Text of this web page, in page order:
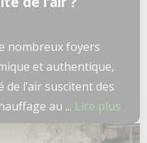
nombreux foyers
et authentique,
l’air suscitent des
au ... Lire plus